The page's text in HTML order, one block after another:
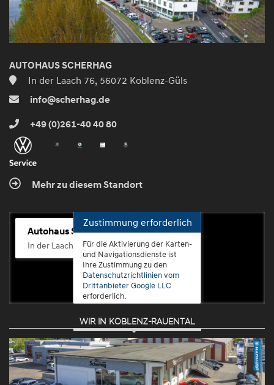
AUTOHAUS SCHERHAG
In der Laach 76, 56072 Koblenz-Güls
info@scherhag.de
+49 (0)261-40 40 80
Mehr zu diesem Standort
Autohaus Scherhag
In der Laach 76, 56072 Koblenz-Güls
Zustimmung erforderlich
Für die Aktivierung der Karten-
und Navigationsdienste ist
Ihre Zustimmung zu den
Datenschutzrichtlinien vom
Drittanbieter Google LLC
erforderlich.
Zustimmen
und
aktivieren
WIR IN KOBLENZ-RAUENTAL